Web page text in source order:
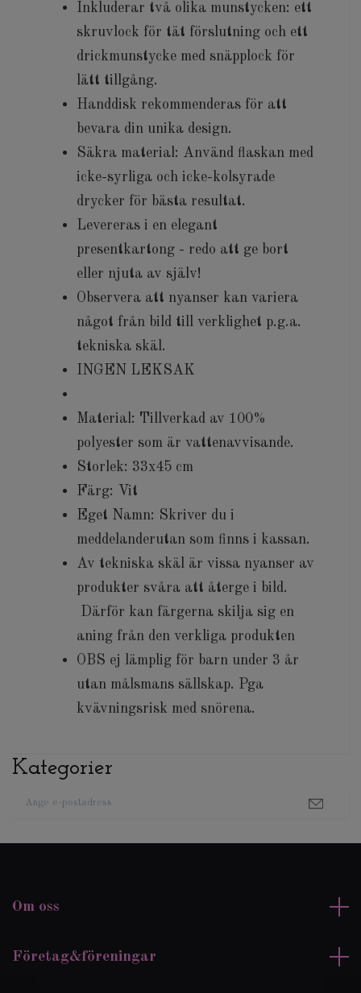
Kategorier
Inkluderar två olika munstycken: ett
skruvlock för tät förslutning och ett
drickmunstycke med snäpplock för
lätt tillgång.
Handdisk rekommenderas för att
bevara din unika design.
Säkra material: Använd flaskan med
icke-syrliga och icke-kolsyrade
drycker för bästa resultat.
Levereras i en elegant
presentkartong - redo att ge bort
eller njuta av själv!
Observera att nyanser kan variera
något från bild till verklighet p.g.a.
tekniska skäl.
INGEN LEKSAK
Material: Tillverkad av 100%
polyester som är vattenavvisande.
Storlek: 33x45 cm
Färg: Vit
Eget Namn: Skriver du i
meddelanderutan som finns i kassan.
Av tekniska skäl är vissa nyanser av
produkter svåra att återge i bild.
Därför kan färgerna skilja sig en
aning från den verkliga produkten
OBS ej lämplig för barn under 3 år
utan målsmans sällskap. Pga
kvävningsrisk med snörena.
Om oss
Företag&föreningar